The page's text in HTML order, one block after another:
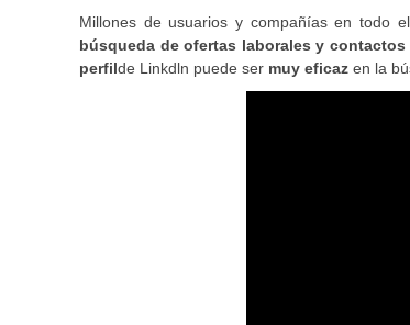
Millones de usuarios y compañías en todo
búsqueda de ofertas laborales y
perfilde Linkdln puede ser muy eficaz en la